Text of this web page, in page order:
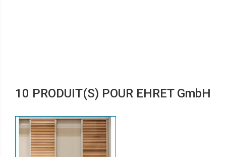
10 PRODUIT(S) POUR EHRET GmbH